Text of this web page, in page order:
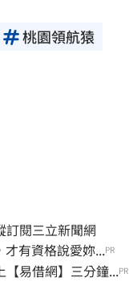
桃園領航猿
閱三立新聞網
才有資格說愛妳...PR
【易借網】三分鐘...PR